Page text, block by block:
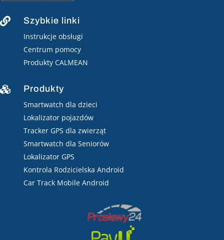
 Szybkie linki
Instrukcje obsługi
Centrum pomocy
Produkty CALMEAN
 Produkty
Smartwatch dla dzieci
Lokalizator pojazdów
Tracker GPS dla zwierząt
Smartwatch dla Seniorów
Lokalizator GPS
Kontrola Rodzicielska Android
Car Track Mobile Android